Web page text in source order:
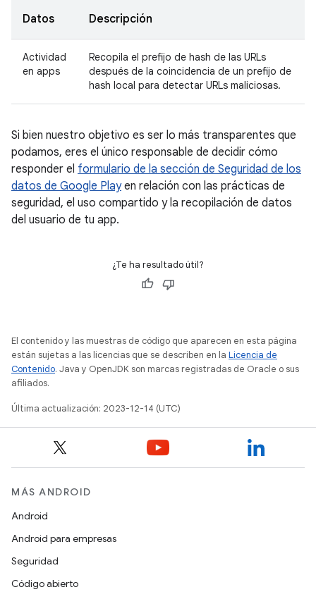
Datos Descripción
Actividad
en apps
Recopila el prefijo de hash de las URLs
después de la coincidencia de un prefijo de
hash local para detectar URLs maliciosas.
Si bien nuestro objetivo es ser lo más transparentes que
podamos, eres el único responsable de decidir cómo
responder el formulario de la sección de Seguridad de los
datos de Google Playen relación con las prácticas de
seguridad, el uso compartido y la recopilación de datos
del usuario de tu app.
¿Te ha resultado útil?
El contenido y las muestras de código que aparecen en esta página
están sujetas a las licencias que se describen en la Licencia de
Contenido. Java y OpenJDK son marcas registradas de Oracle o sus
afiliados.
Última actualización: 2023-12-14 (UTC)
MÁS ANDROID
Android
Android para empresas
Seguridad
Código abierto